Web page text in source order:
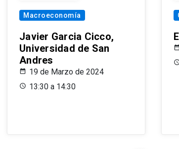
Macroeconomía
Javier Garcia Cicco,
Universidad de San
Andres
19 de Marzo de 2024
13:30 a 14:30